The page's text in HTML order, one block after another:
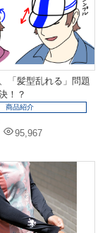
「髪型乱れる」問題
！？
95,967
商品紹介